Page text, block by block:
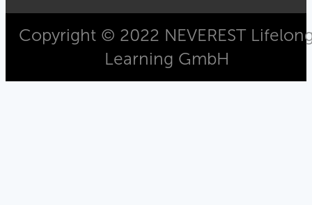
Copyright © 2022 NEVEREST
Learning GmbH